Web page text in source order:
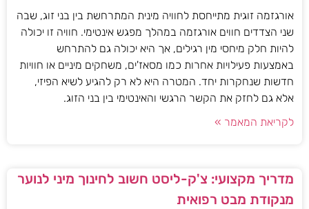
אורגזמה זוגית מתייחסת לחוויה מינית המתרחשת בין בני זוג, שבה
שני הצדדים חווים אורגזמה במהלך מפגש אינטימי. חוויה זו יכולה
להיות חלק מיחסי מין רגילים, אך היא יכולה גם להתרחש
באמצעות פעילויות אחרות כמו מסאז'ים, משחקים מיניים או חוויות
חדשות שנחקרות יחד. המטרה היא לא רק להגיע לשיא הפיזי,
אלא גם לחזק את הקשר הרגשי והאינטימי בין בני הזוג.
לקריאת המאמר »
מדריך מקצועי: צ'ק-ליסט חשוב לחינוך מיני לנוער
מנקודת מבט רפואית